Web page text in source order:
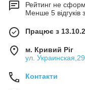
Рейтинг не
Менше 5 відгуків
Працює з
м. Кривий Ріг
ул.
Контакти